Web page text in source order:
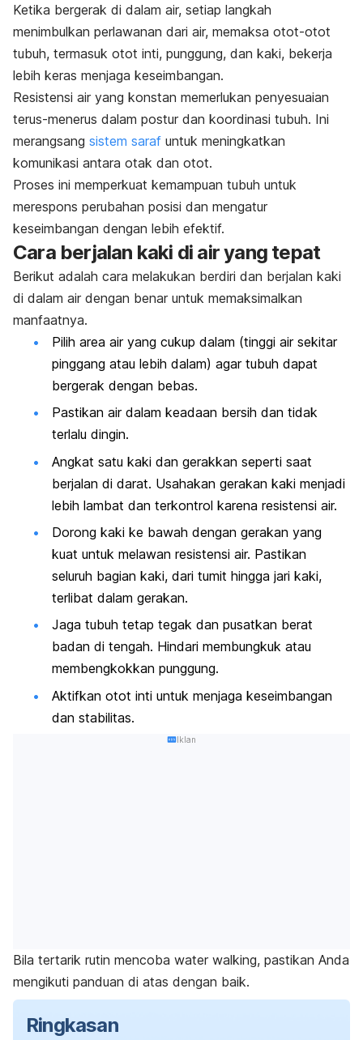
Ketika bergerak di dalam air, setiap langkah
menimbulkan perlawanan dari air, memaksa otot-otot
tubuh, termasuk otot inti, punggung, dan kaki, bekerja
lebih keras menjaga keseimbangan.
Resistensi air yang konstan memerlukan penyesuaian
terus-menerus dalam postur dan koordinasi tubuh. Ini
merangsang sistem saraf untuk meningkatkan
komunikasi antara otak dan otot.
Proses ini memperkuat kemampuan tubuh untuk
merespons perubahan posisi dan mengatur
keseimbangan dengan lebih efektif.
Cara berjalan kaki di air yang tepat
Berikut adalah cara melakukan berdiri dan berjalan kaki
di dalam air dengan benar untuk memaksimalkan
manfaatnya.
Pilih area air yang cukup dalam (tinggi air sekitar
pinggang atau lebih dalam) agar tubuh dapat
bergerak dengan bebas.
Pastikan air dalam keadaan bersih dan tidak
terlalu dingin.
Angkat satu kaki dan gerakkan seperti saat
berjalan di darat. Usahakan gerakan kaki menjadi
lebih lambat dan terkontrol karena resistensi air.
Dorong kaki ke bawah dengan gerakan yang
kuat untuk melawan resistensi air. Pastikan
seluruh bagian kaki, dari tumit hingga jari kaki,
terlibat dalam gerakan.
Jaga tubuh tetap tegak dan pusatkan berat
badan di tengah. Hindari membungkuk atau
membengkokkan punggung.
Aktifkan otot inti untuk menjaga keseimbangan
dan stabilitas.
Iklan
Bila tertarik rutin mencoba water walking, pastikan Anda
mengikuti panduan di atas dengan baik.
Ringkasan